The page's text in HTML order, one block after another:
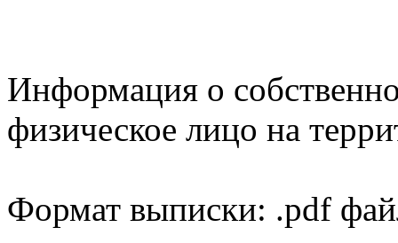
Информация о
физическое лицо на
Формат выписки: .pdf